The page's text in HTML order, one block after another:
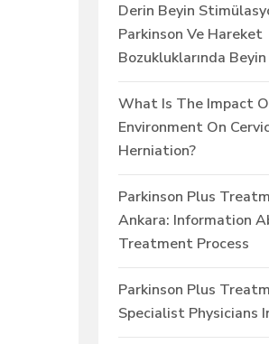
Derin Beyin
Parkinson Ve Hareket
Bozukluklarında
What Is The Impact
Environment On
Herniation?
Parkinson Plus
Ankara: Information
Treatment Process
Parkinson Plus
Specialist Physicians